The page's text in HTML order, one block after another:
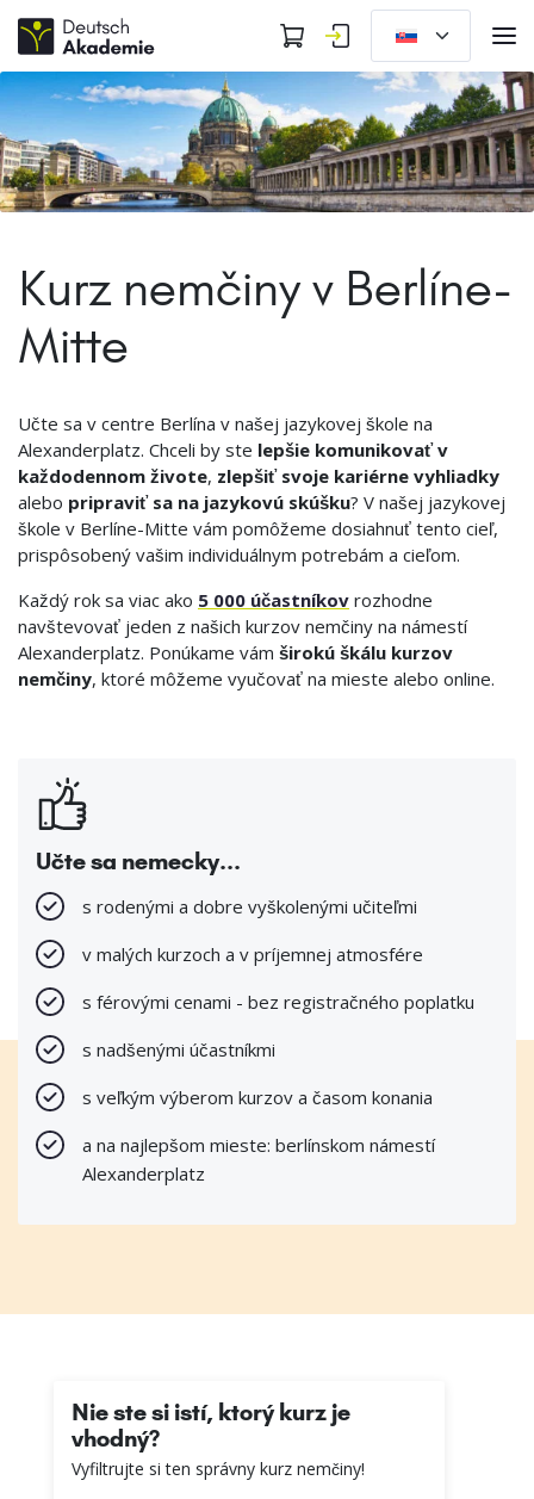
Kurz nemčiny v Berlíne-
Mitte
Učte sa v centre Berlína v našej jazykovej škole na
Alexanderplatz. Chceli by ste lepšie komunikovať v
každodennom živote, zlepšiť svoje kariérne vyhliadky
alebo pripraviť sa na jazykovú skúšku? V našej jazykovej
škole v Berlíne-Mitte vám pomôžeme dosiahnuť tento cieľ,
prispôsobený vašim individuálnym potrebám a cieľom.
Každý rok sa viac ako 5 000 účastníkov rozhodne
navštevovať jeden z našich kurzov nemčiny na námestí
Alexanderplatz. Ponúkame vám širokú škálu kurzov
nemčiny, ktoré môžeme vyučovať na mieste alebo online.
Učte sa nemecky...
s rodenými a dobre vyškolenými učiteľmi
v malých kurzoch a v príjemnej atmosfére
s férovými cenami - bez registračného poplatku
s nadšenými účastníkmi
s veľkým výberom kurzov a časom konania
a na najlepšom mieste: berlínskom námestí
Alexanderplatz
Nie ste si istí, ktorý kurz je
vhodný?
Vyfiltrujte si ten správny kurz nemčiny!